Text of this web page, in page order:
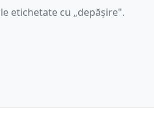
etichetate cu „depășire".